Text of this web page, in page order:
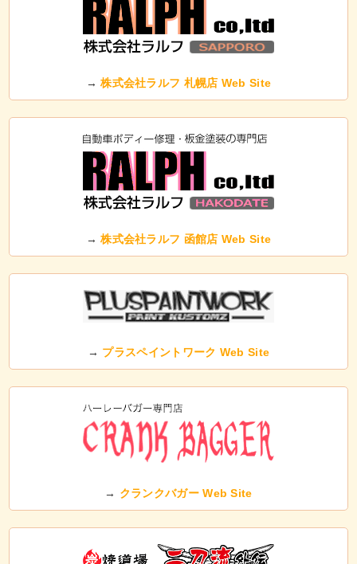
→株式会社ラルフ 札幌店 Web Site
→株式会社ラルフ 函館店 Web Site
→ プラスペイントワーク Web Site
→ クランクバガー Web Site